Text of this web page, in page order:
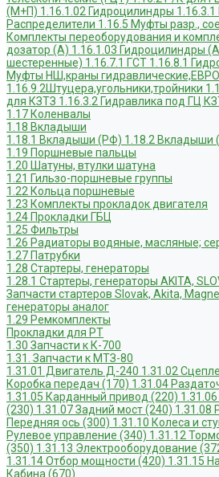
(М+П) 1.16.1.02 Гидроцилиндры
Распределители 1.16.5 Муфты разр.,
Комплекты переоборудования и
дозатор (А) 1.16.1.03 Гидроцилиндры
шестеренные) 1.16.7.1 ГСТ 1.16.8.1
Муфты НШ,краны
1.16.9.2Штуцера,угольники,тройники
для КЗТЗ 1.16.3.2 Гидравлика под ГЦ
1.17 Коленвалы
1.18 Вкладыши
1.18.1 Вкладыши (РФ) 1.18.2 Вкладыши
1.19 Поршневые пальцы
1.20 Шатуны, втулки шатуна
1.21 Гильзо-поршневые группы
1.22 Кольца поршневые
1.23 Комплекты прокладок двигателя
1.24 Прокладки ГБЦ
1.25 Фильтры
1.26 Радиаторы водяные, масляные;
1.27 Патрубки
1.28 Стартеры, генераторы
1.28.1 Стартеры, генераторы AKITA,
Запчасти стартеров Slovak, Akita,
генераторы аналог
1.29 Ремкомплекты
Прокладки для РТ
1.30 Запчасти к К-700
1.31. Запчасти к МТЗ-80
1.31.01 Двигатель Д-240 1.31.02
Коробка передач (170) 1.31.04
1.31.05 Карданный привод (220)
(230) 1.31.07 Задний мост (240) 1.31.08
Передняя ось (300) 1.31.10 Колеса и
Рулевое управление (340) 1.31.12
(350) 1.31.13 Электрооборудование
1.31.14 Отбор мощности (420) 1.31.15
Кабина (670)